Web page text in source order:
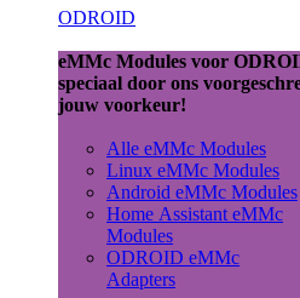
ODROID
eMMc Modules voor
speciaal door ons
jouw voorkeur!
Alle eMMc Modules
Linux eMMc Modules
Android eMMc Modules
Home Assistant eMMc
Modules
ODROID eMMc
Adapters